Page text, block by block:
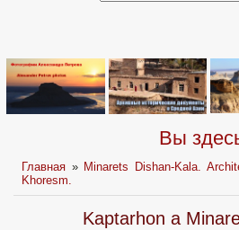
Вы
Главная » Minarets Dishan-Kala.
Khoresm.
Kaptarhon a